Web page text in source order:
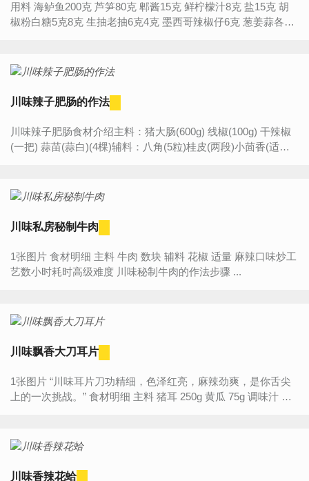
用料 海鲈鱼200克 芦笋80克 郫酱15克 鲜柠檬汁8克 盐15克 胡
椒粉白糖5克8克 生抽老抽6克4克 墨西哥辣椒仔6克 葱姜蒜各10
川味辣子肥肠的作法
川味辣子肥肠食材介绍主料：猪大肠(600g) 线椒(100g) 干辣椒
(一把) 蒜苗(蒜白)(4棵)辅料：八角(5粒)桂皮(两段)小茴香(适量)
川味私房秘制牛肉
1张图片 食材明细 主料 牛肉 数块 辅料 花椒 适量 麻辣口味炒工
艺数小时耗时高级难度 川味秘制牛肉的作法步骤 ...
川味飘香大刀耳片
1张图片 “川味耳片刀功精细，色泽红亮，麻辣劲爽，是你舌尖
上的一次挑战。” 食材明细 主料 猪耳 250g 黄瓜 75g 调味汁 味
川味香辣花蛤